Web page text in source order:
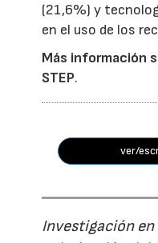
(21,6%) y
en el uso de los
Más información
STEP.
ver/
Investigación